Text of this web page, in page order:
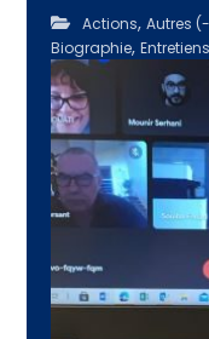
Actions,Autres
Biographie,